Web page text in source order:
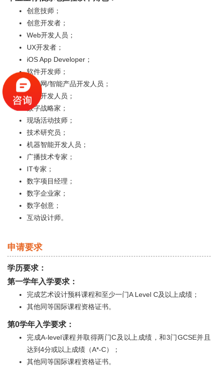
创意技师；
创意开发者；
Web开发人员；
UX开发者；
iOS App Developer；
软件开发师；
物联网/智能产品开发人员；
前端开发人员；
数字战略家；
现场活动技师；
技术研究员；
机器智能开发人员；
广播技术专家；
IT专家；
数字项目经理；
数字企业家；
数字创意；
互动设计师。
申请要求
学历要求：
第一学年入学要求：
完成艺术设计预科课程和至少一门A Level C及以上成绩；
其他同等国际课程资格证书。
第0学年入学要求：
完成A-level课程并取得两门C及以上成绩，和3门GCSE并且
达到4分或以上成绩（A*-C）；
其他同等国际课程资格证书。